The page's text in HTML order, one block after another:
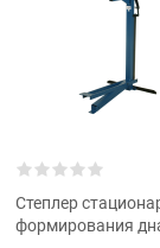
Степлер
формирования